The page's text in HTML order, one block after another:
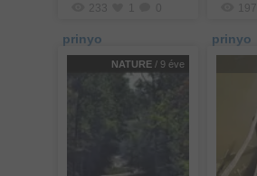
233
prinyo
197
prinyo
NATURE / 9 éve